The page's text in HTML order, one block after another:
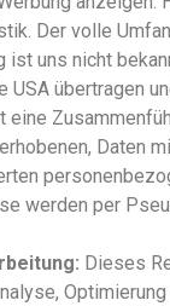
Der volle
ist uns nicht
USA übertragen
eine
Daten
werden per
Dieses
Optimierung